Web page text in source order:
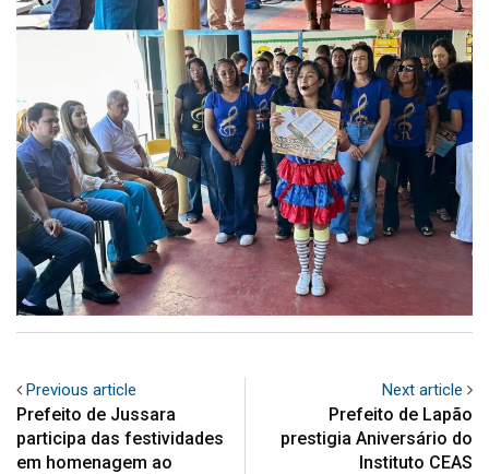
Previous article
Prefeito de Jussara
participa das festividades
em homenagem ao
Next article
Prefeito de Lapão
prestigia Aniversário do
Instituto CEAS